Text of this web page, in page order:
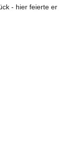
- hier feierte er